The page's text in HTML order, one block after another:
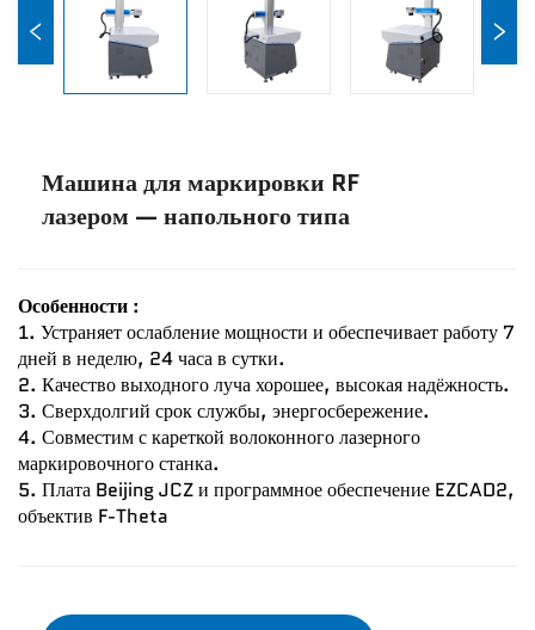
Машина для маркировки RF
лазером — напольного типа
Особенности :
1. Устраняет ослабление мощности и обеспечивает работу 7
дней в неделю, 24 часа в сутки.
2. Качество выходного луча хорошее, высокая надёжность.
3. Сверхдолгий срок службы, энергосбережение.
4. Совместим с кареткой волоконного лазерного
маркировочного станка.
5. Плата Beijing JCZ и программное обеспечение EZCAD2,
объектив F-Theta